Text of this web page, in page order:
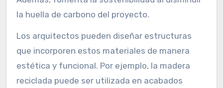
la huella de carbono del proyecto.
Los arquitectos pueden diseñar estructuras
que incorporen estos materiales de manera
estética y funcional. Por ejemplo, la madera
reciclada puede ser utilizada en acabados